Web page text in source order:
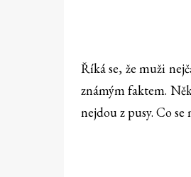
Říká se, že muži
známým faktem.
nejdou z pusy. Co